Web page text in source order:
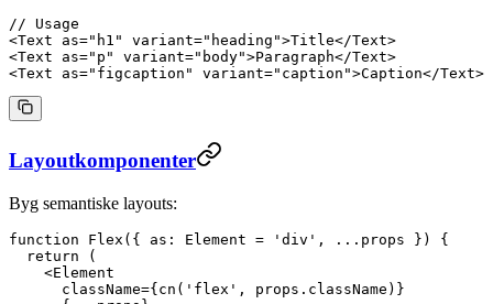
// Usage
<Text as="h1" variant="heading">Title</Text>
<Text as="p" variant="body">Paragraph</Text>
<Text as="figcaption" variant="caption">Caption</Text>
Layoutkomponenter
Byg semantiske layouts:
function Flex ({ as : Element = 'div' , ... props }) {
  return
(
    <
Element
      className
={ cn ( 'flex' , props.className)}